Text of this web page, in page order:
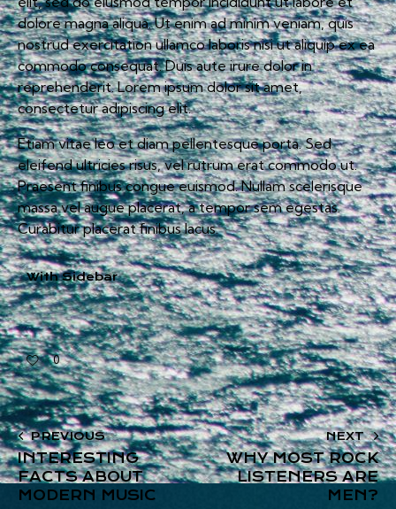
dolore magna aliqua. Ut enim ad minim veniam, quis
nostrud exercitation ullamco laboris nisi ut aliquip ex ea
commodo consequat. Duis aute irure dolor in
reprehenderit. Lorem ipsum dolor sit amet,
consectetur adipiscing elit.
Etiam vitae leo et diam pellentesque porta. Sed
eleifend ultricies risus, vel rutrum erat commodo ut.
Praesent finibus congue euismod. Nullam scelerisque
massa vel augue placerat, a tempor sem egestas.
Curabitur placerat finibus lacus.
With Sidebar
0
PREVIOUS
INTERESTING
FACTS ABOUT
MODERN MUSIC
NEXT
WHY MOST ROCK
LISTENERS ARE
MEN?